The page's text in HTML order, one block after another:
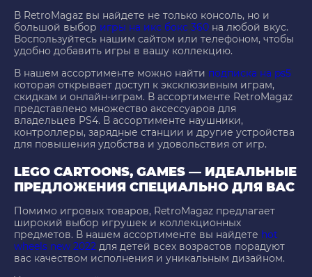
В RetroMagaz вы найдете не только консоль, но и
большой выбор игры на икс бокс 360 на любой вкус.
Воспользуйтесь нашим сайтом или телефоном, чтобы
удобно добавить игры в вашу коллекцию.
В нашем ассортименте можно найти подписка на ps5
которая открывает доступ к эксклюзивным играм,
скидкам и онлайн-играм. В ассортименте RetroMagaz
представлено множество аксессуаров для
владельцев PS4. В ассортименте наушники,
контроллеры, зарядные станции и другие устройства
для повышения удобства и удовольствия от игр.
LEGO CARTOONS, GAMES — ИДЕАЛЬНЫЕ
ПРЕДЛОЖЕНИЯ СПЕЦИАЛЬНО ДЛЯ ВАС
Помимо игровых товаров, RetroMagaz предлагает
широкий выбор игрушек и коллекционных
предметов. В нашем ассортименте вы найдете hot
wheels new 2022 для детей всех возрастов порадуют
вас качеством исполнения и уникальным дизайном.